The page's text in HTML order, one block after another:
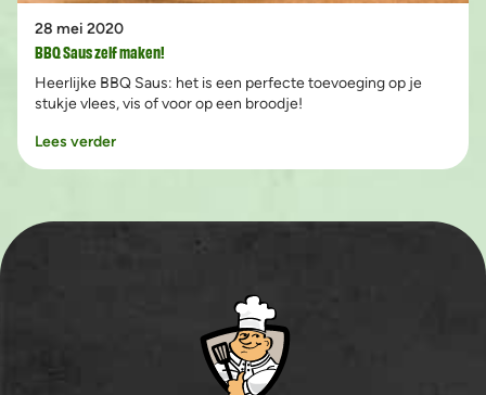
28 mei 2020
BBQ Saus zelf maken!
Heerlijke BBQ Saus: het is een perfecte toevoeging op je
stukje vlees, vis of voor op een broodje!
Lees verder